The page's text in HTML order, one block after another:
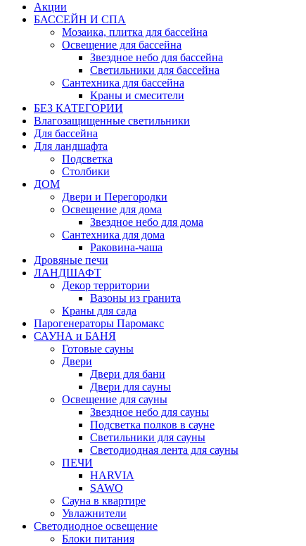
Акции
БАССЕЙН И СПА
Мозаика, плитка для бассейна
Освещение для бассейна
Звездное небо для бассейна
Светильники для бассейна
Сантехника для бассейна
Краны и смесители
БЕЗ КАТЕГОРИИ
Влагозащищенные светильники
Для бассейна
Для ландшафта
Подсветка
Столбики
ДОМ
Двери и Перегородки
Освещение для дома
Звездное небо для дома
Сантехника для дома
Раковина-чаша
Дровяные печи
ЛАНДШАФТ
Декор территории
Вазоны из гранита
Краны для сада
Парогенераторы Паромакс
САУНА и БАНЯ
Готовые сауны
Двери
Двери для бани
Двери для сауны
Освещение для сауны
Звездное небо для сауны
Подсветка полков в сауне
Светильники для сауны
Светодиодная лента для сауны
ПЕЧИ
HARVIA
SAWO
Сауна в квартире
Увлажнители
Светодиодное освещение
Блоки питания